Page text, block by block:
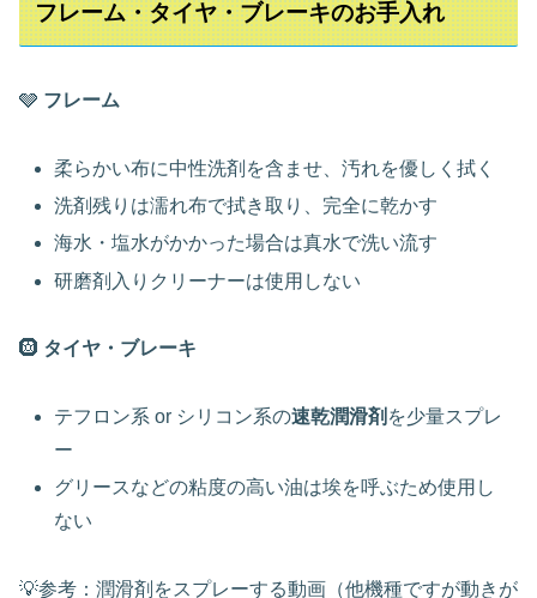
フレーム・タイヤ・ブレーキのお手入れ
🩶 フレーム
柔らかい布に中性洗剤を含ませ、汚れを優しく拭く
洗剤残りは濡れ布で拭き取り、完全に乾かす
海水・塩水がかかった場合は真水で洗い流す
研磨剤入りクリーナーは使用しない
🛞 タイヤ・ブレーキ
テフロン系 or シリコン系の速乾潤滑剤 を少量スプレ
ー
グリースなどの粘度の高い油は埃を呼ぶため使用し
ない
💡参考：潤滑剤をスプレーする動画（他機種ですが動きが